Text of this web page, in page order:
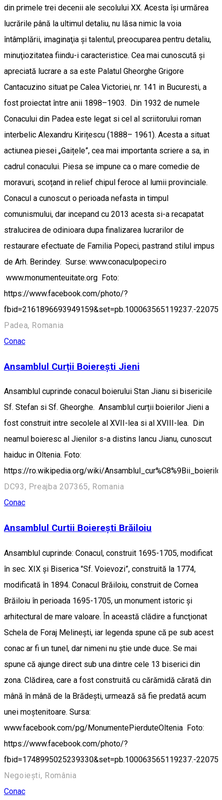
din primele trei decenii ale secolului XX. Acesta îşi urmărea
lucrările până la ultimul detaliu, nu lăsa nimic la voia
întâmplării, imaginaţia şi talentul, preocuparea pentru detaliu,
minuţiozitatea fiindu-i caracteristice. Cea mai cunoscută şi
apreciată lucrare a sa este Palatul Gheorghe Grigore
Cantacuzino situat pe Calea Victoriei, nr. 141 in Bucuresti, a
fost proiectat între anii 1898–1903. Din 1932 de numele
Conacului din Padea este legat si cel al scriitorului roman
interbelic Alexandru Kirițescu (1888– 1961). Acesta a situat
actiunea piesei „Gaițele”, cea mai importanta scriere a sa, in
cadrul conacului. Piesa se impune ca o mare comedie de
moravuri, scoțand in relief chipul feroce al lumii provinciale.
Conacul a cunoscut o perioada nefasta in timpul
comunismului, dar incepand cu 2013 acesta si-a recapatat
stralucirea de odinioara dupa finalizarea lucrarilor de
restaurare efectuate de Familia Popeci, pastrand stilul impus
de Arh. Berindey. Surse: www.conaculpopeci.ro
www.monumenteuitate.org Foto:
https://www.facebook.com/photo/?
fbid=2161896693949159&set=pb.100063565119237.-
Padea, Romania
Conac
Ansamblul Curții Boierești Jieni
Ansamblul cuprinde conacul boierului Stan Jianu si bisericile
Sf. Stefan si Sf. Gheorghe. Ansamblul curții boierilor Jieni a
fost construit intre secolele al XVII-lea si al XVIII-lea. Din
neamul boieresc al Jienilor s-a distins Iancu Jianu, cunoscut
haiduc in Oltenia. Foto:
https://ro.wikipedia.org/wiki/
DC93, Preajba 207365, Romania
Conac
Ansamblul Curtii Boierești Brăiloiu
Ansamblul cuprinde: Conacul, construit 1695-1705, modificat
în sec. XIX și Biserica "Sf. Voievozi”, construită la 1774,
modificată în 1894. Conacul Brăiloiu, construit de Cornea
Brăiloiu în perioada 1695-1705, un monument istoric şi
arhitectural de mare valoare. În această clădire a funcţionat
Schela de Foraj Melineşti, iar legenda spune că pe sub acest
conac ar fi un tunel, dar nimeni nu ştie unde duce. Se mai
spune că ajunge direct sub una dintre cele 13 biserici din
zona. Clădirea, care a fost construită cu cărămidă cărată din
mână în mână de la Brădeşti, urmează să fie predată acum
unei moştenitoare. Sursa:
www.facebook.com/pg/MonumentePierduteOltenia Foto:
https://www.facebook.com/photo/?
fbid=1748995025239330&set=pb.100063565119237.-
Negoiești, România
Conac